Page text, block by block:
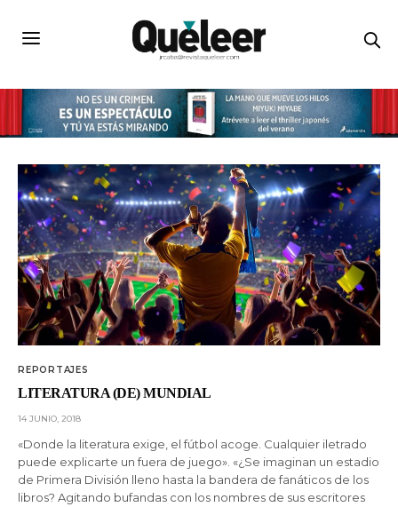
REPORTAJES
LITERATURA (DE) MUNDIAL
14 JUNIO, 2018
«Donde la literatura exige, el fútbol acoge. Cualquier iletrado
puede explicarte un fuera de juego». «¿Se imaginan un estadio
de Primera División lleno hasta la bandera de fanáticos de los
libros? Agitando bufandas con los nombres de sus escritores